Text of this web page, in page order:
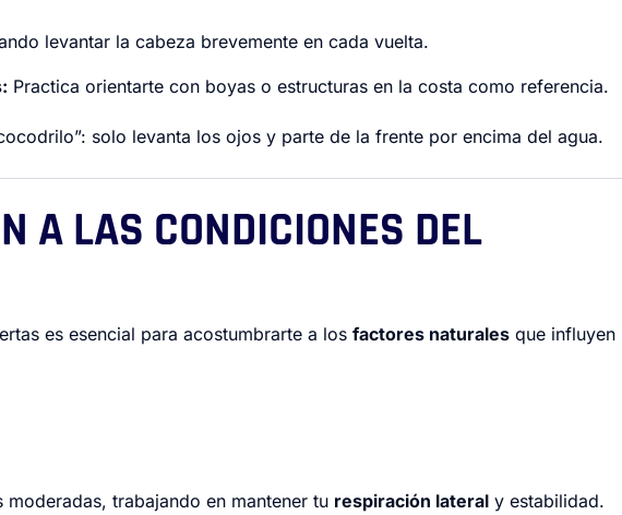
levantar la cabeza brevemente en cada vuelta.
Practica orientarte con boyas o estructuras en la costa como referencia.
solo levanta los ojos y parte de la frente por encima del agua.
A LAS CONDICIONES DEL
es esencial para acostumbrarte a los factores naturales que influyen
moderadas, trabajando en mantener tu respiración lateral y estabilidad.